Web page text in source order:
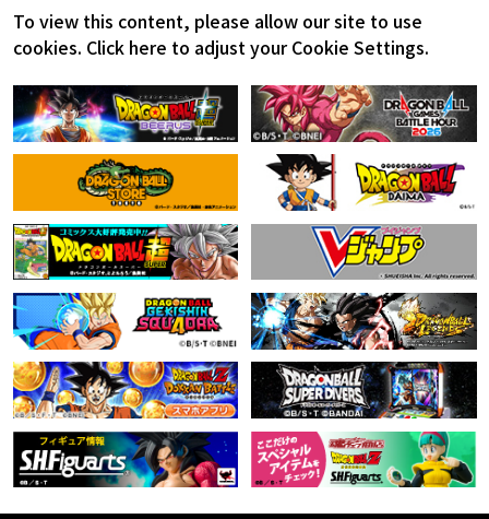
To view this content, please allow our site to use
cookies. Click here to adjust your Cookie Settings.